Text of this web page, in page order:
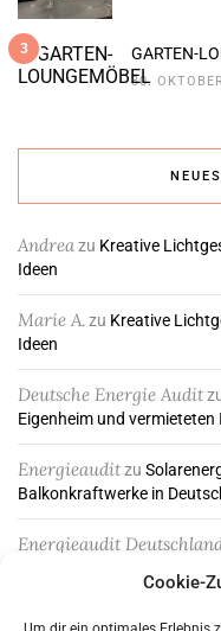
Cookie-
3 GARTEN-
30.
Andreazu Kreative
Ideen
Marie A. zu Kreative
Ideen
Deutsche Energie Audit
Eigenheim und
Energieauditzu
Balkonkraftwerke in
Energieaudit